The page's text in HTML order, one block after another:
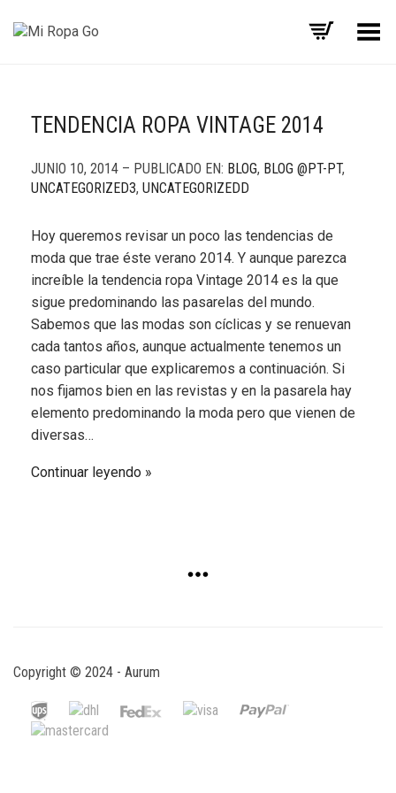
Menú
TENDENCIA ROPA VINTAGE 2014
JUNIO 10, 2014 – PUBLICADO EN: BLOG, BLOG @PT-PT,
UNCATEGORIZED3, UNCATEGORIZEDD
Hoy queremos revisar un poco las tendencias de
moda que trae éste verano 2014. Y aunque parezca
increíble la tendencia ropa Vintage 2014 es la que
sigue predominando las pasarelas del mundo.
Sabemos que las modas son cíclicas y se renuevan
cada tantos años, aunque actualmente tenemos un
caso particular que explicaremos a continuación. Si
nos fijamos bien en las revistas y en la pasarela hay
elemento predominando la moda pero que vienen de
diversas…
Continuar leyendo
Copyright © 2024 - Aurum